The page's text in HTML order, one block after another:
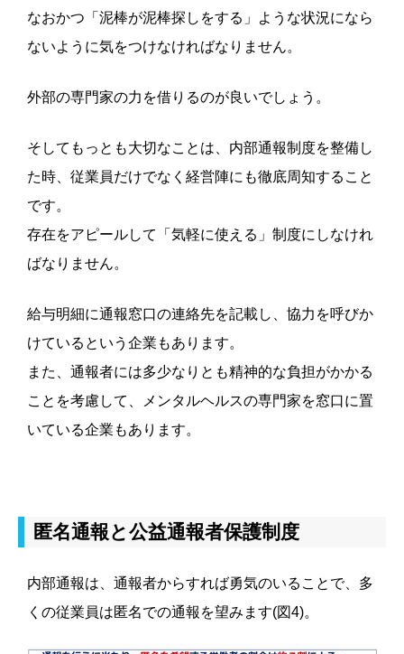
なおかつ「泥棒が泥棒探しをする」ような状況になら
ないように気をつけなければなりません。
外部の専門家の力を借りるのが良いでしょう。
そしてもっとも大切なことは、内部通報制度を整備し
た時、従業員だけでなく経営陣にも徹底周知すること
です。
存在をアピールして「気軽に使える」制度にしなけれ
ばなりません。
給与明細に通報窓口の連絡先を記載し、協力を呼びか
けているという企業もあります。
また、通報者には多少なりとも精神的な負担がかかる
ことを考慮して、メンタルヘルスの専門家を窓口に置
いている企業もあります。
匿名通報と公益通報者保護制度
内部通報は、通報者からすれば勇気のいることで、多
くの従業員は匿名での通報を望みます(図4)。